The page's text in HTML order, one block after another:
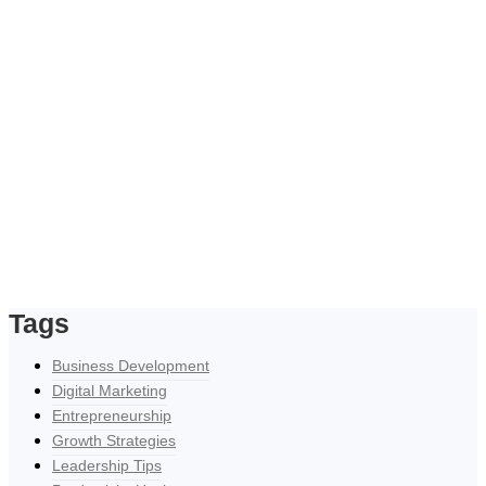
Tags
Business Development
Digital Marketing
Entrepreneurship
Growth Strategies
Leadership Tips